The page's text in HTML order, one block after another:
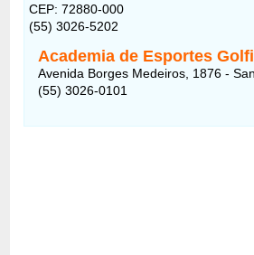
CEP: 72880-000
(55) 3026-5202
Academia de Esportes
Avenida Borges Medeiros, 1876 -
(55) 3026-0101